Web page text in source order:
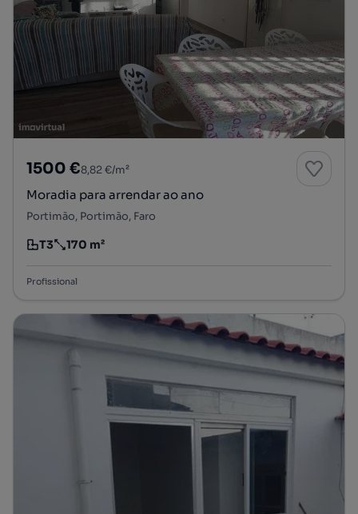
1500 €8,82 €/m²
Moradia para arrendar ao ano
Portimão, Portimão, Faro
Tipologia
T3
Preço por metro quadrado
170 m²
Profissional